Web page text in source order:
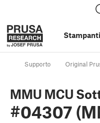
Supporto Original
MMU MCU
#04307